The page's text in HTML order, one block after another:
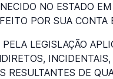
NO ESTADO
POR SUA CONTA
LEGISLAÇÃO
RESULTANTES DE